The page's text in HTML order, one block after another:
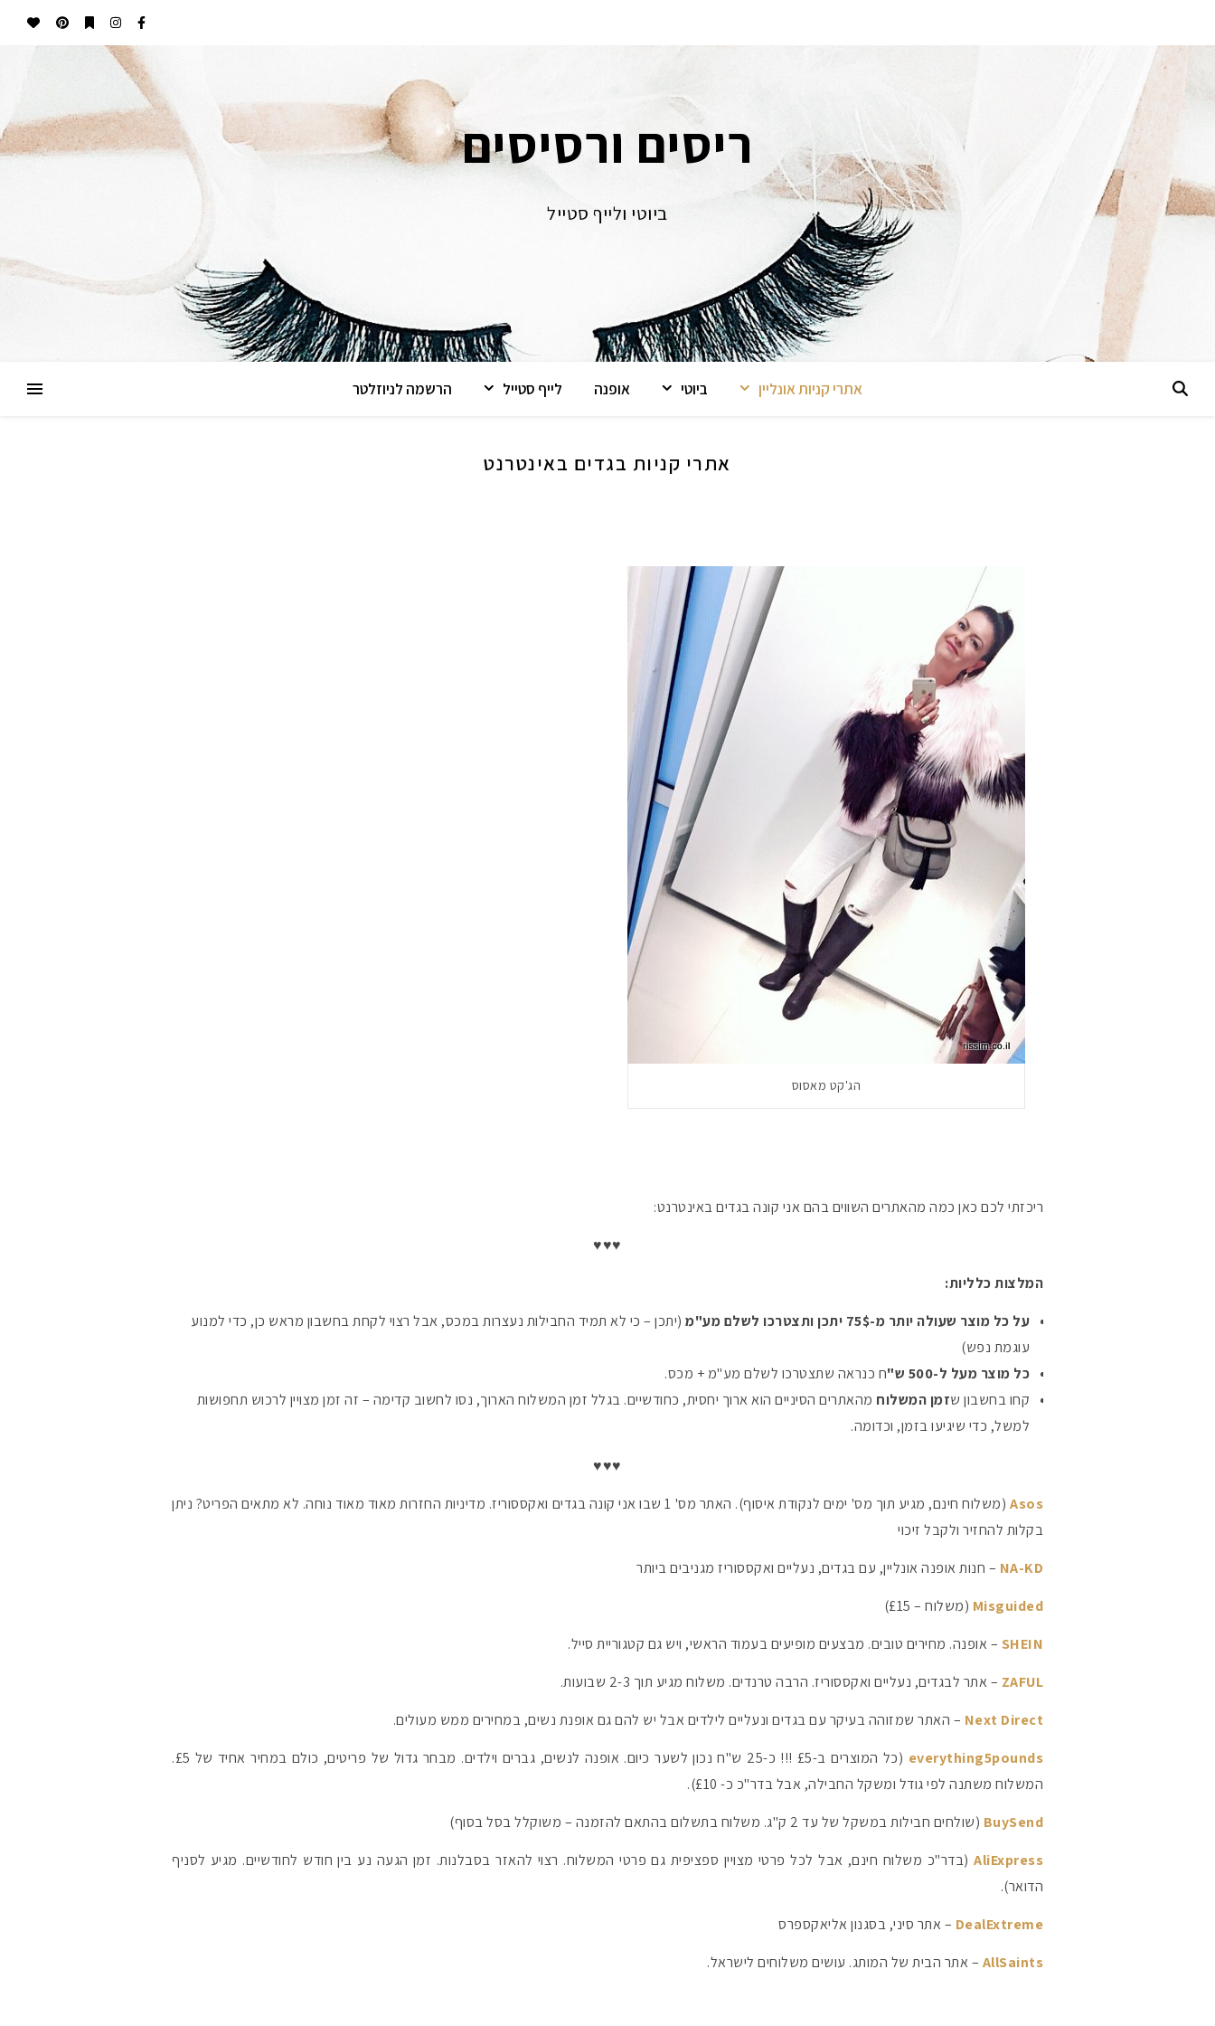
ריסים ורסיסים
ביוטי ולייף סטייל
אתרי קניות אונליין ביוטי אופנה לייף סטייל הרשמה לניוזלטר
אתרי קניות בגדים באינטרנט
הג'קט מאסוס
ריכזתי לכם כאן כמה מהאתרים השווים בהם אני קונה בגדים באינטרנט:
♥♥♥
המלצות כלליות:
על כל מוצר שעולה יותר מ-75$ יתכן ותצטרכו לשלם מע"מ
(יתכן – כי לא תמיד החבילות נעצרות במכס, אבל רצוי לקחת בחשבון מראש כן, כדי למנוע
עוגמת נפש)
כל מוצר מעל ל-500 ש"
ח כנראה שתצטרכו לשלם מע"מ + מכס.
קחו בחשבון שזמן המשלוח מהאתרים הסיניים הוא ארוך יחסית, כחודשיים. בגלל זמן המשלוח הארוך, נסו לחשוב קדימה – זה זמן מצויין לרכוש תחפושות
למשל, כדי שיגיעו בזמן, וכדומה.
♥♥♥
Asos
(משלוח חינם, מגיע תוך מס' ימים לנקודת איסוף). האתר מס' 1 שבו אני קונה בגדים ואקססוריז. מדיניות החזרות מאוד מאוד נוחה. לא מתאים הפריט? ניתן
בקלות להחזיר ולקבל זיכוי
NA-KD – חנות אופנה אונליין, עם בגדים, נעליים ואקססוריז מגניבים ביותר
Misguided (משלוח – £15)
SHEIN – אופנה. מחירים טובים. מבצעים מופיעים בעמוד הראשי, ויש גם קטגוריית סייל.
ZAFUL – אתר לבגדים, נעליים ואקססוריז. הרבה טרנדים. משלוח מגיע תוך 2-3 שבועות.
Next Direct – האתר שמזוהה בעיקר עם בגדים ונעליים לילדים אבל יש להם גם אופנת נשים, במחירים ממש מעולים.
everything5pounds
(כל המוצרים ב-£5 !!! כ-25 ש"ח נכון לשער כיום. אופנה לנשים, גברים וילדים. מבחר גדול של פריטים, כולם במחיר אחיד של £5.
המשלוח משתנה לפי גודל ומשקל החבילה, אבל בדר"כ כ- £10).
BuySend (שולחים חבילות במשקל של עד 2 ק"ג. משלוח בתשלום בהתאם להזמנה – משוקלל בסל בסוף)
AliExpress (בדר"כ משלוח חינם, אבל לכל פרטי מצויין ספציפית גם פרטי המשלוח. רצוי להאזר בסבלנות. זמן הגעה נע בין חודש לחודשיים. מגיע לסניף
הדואר).
DealExtreme – אתר סיני, בסגנון אליאקספרס
AllSaints – אתר הבית של המותג. עושים משלוחים לישראל.